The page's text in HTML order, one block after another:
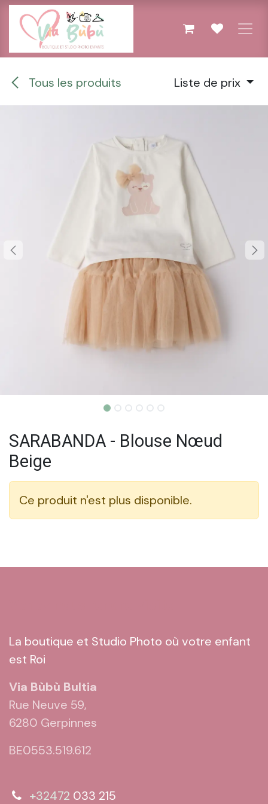
Se rendre au contenu
Tous les produits Liste de prix
SARABANDA - Blouse Nœud
Beige
Ce produit n'est plus disponible.
La boutique et Studio Photo où votre enfant
est Roi
Via Bùbù Bultia
Rue Neuve 59,
6280 Gerpinnes
BE0553.519.612
+32472 033 215